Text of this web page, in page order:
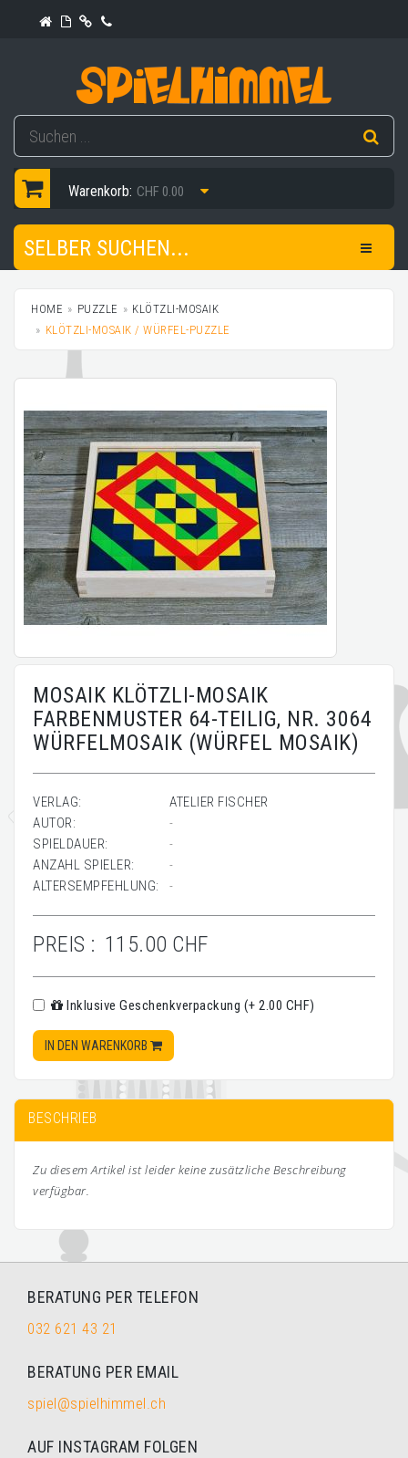
Warenkorb: CHF 0.00
SELBER SUCHEN...
HOME PUZZLE
KLÖTZLI-MOSAIK
KLÖTZLI-MOSAIK / WÜRFEL-PUZZLE
MOSAIK KLÖTZLI-MOSAIK
FARBENMUSTER 64-TEILIG, NR. 3064
WÜRFELMOSAIK (WÜRFEL MOSAIK)
VERLAG:
ATELIER FISCHER
AUTOR:
-
SPIELDAUER:
-
ANZAHL SPIELER:
-
ALTERSEMPFEHLUNG:
-
PREIS : 115.00 CHF
Inklusive Geschenkverpackung (+ 2.00 CHF)
IN DEN WARENKORB
BESCHRIEB
Zu diesem Artikel ist leider keine zusätzliche Beschreibung
verfügbar.
BERATUNG PER TELEFON
032 621 43 21
BERATUNG PER EMAIL
spiel@spielhimmel.ch
AUF INSTAGRAM FOLGEN